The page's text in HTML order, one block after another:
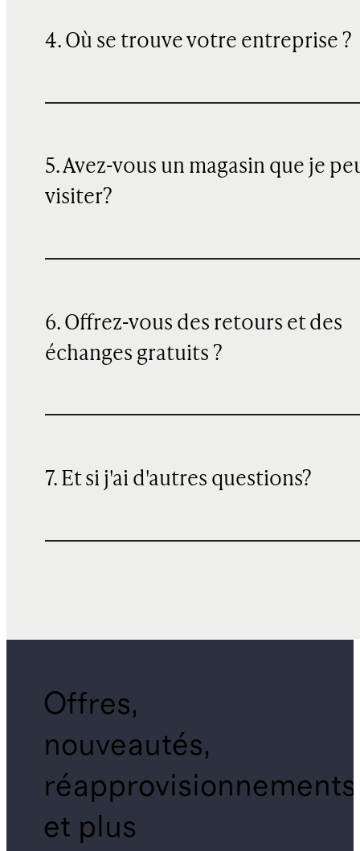
4. Où se trouve votre entreprise ?
5. Avez-vous un magasin que je
visiter?
6. Offrez-vous des retours et des
échanges gratuits ?
7. Et si j'ai d'autres questions?
Offres,
nouveautés,
réapprovisionnements
et plus